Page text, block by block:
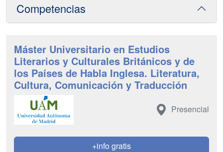
Competencias
Máster Universitario en Estudios
Literarios y Culturales Británicos y de
los Países de Habla Inglesa. Literatura,
Cultura, Comunicación y Traducción
Presencial
+info gratis